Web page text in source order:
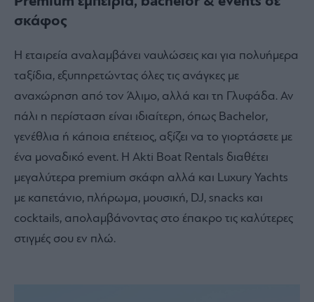
σκάφος
Η εταιρεία αναλαμβάνει ναυλώσεις και για πολυήμερα
ταξίδια, εξυπηρετώντας όλες τις ανάγκες με
αναχώρηση από τον Άλιμο, αλλά και τη Γλυφάδα. Αν
πάλι η περίσταση είναι ιδιαίτερη, όπως Bachelor,
γενέθλια ή κάποια επέτειος, αξίζει να το γιορτάσετε με
ένα μοναδικό event. Η Akti Boat Rentals διαθέτει
μεγαλύτερα premium σκάφη αλλά και Luxury Yachts
με καπετάνιο, πλήρωμα, μουσική, DJ, snacks και
cocktails, απολαμβάνοντας στο έπακρο τις καλύτερες
στιγμές σου εν πλώ.